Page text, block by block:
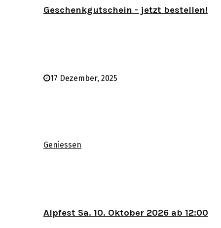
Geschenkgutschein - jetzt bestellen!
17 Dezember, 2025
Geniessen
Alpfest Sa. 10. Oktober 2026 ab 12:00